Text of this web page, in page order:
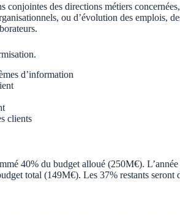
conjointes des directions métiers
ou d’évolution des emplois,
d’information
clients
40% du budget alloué (250M€). L’année
total (149M€). Les 37% restants